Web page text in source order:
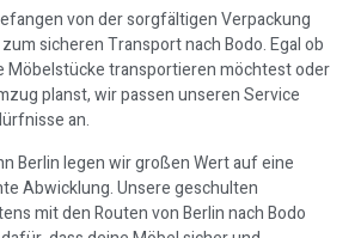
von der sorgfältigen Verpackung
sicheren Transport nach Bodo. Egal ob
Möbelstücke transportieren möchtest oder
planst, wir passen unseren Service
an.
Berlin legen wir großen Wert auf eine
Abwicklung. Unsere geschulten
mit den Routen von Berlin nach Bodo